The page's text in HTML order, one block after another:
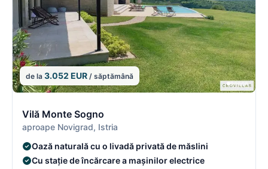
de la 3.052 EUR / săptămână
Vilă Monte Sogno
aproape Novigrad, Istria
Oază naturală cu o livadă privată de măslini
Cu stație de încărcare a mașinilor electrice